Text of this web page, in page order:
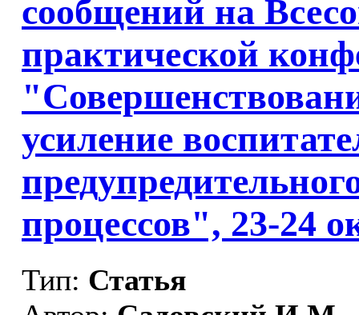
сообщений на
практической
усиление
процессов", 23-24
Тип: Статья